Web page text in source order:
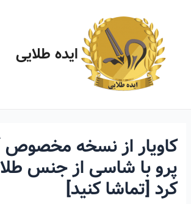
ایده طلایی
پرو با شاسی از جنس
کرد [تماشا کنید]